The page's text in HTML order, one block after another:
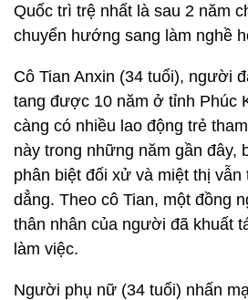
Quốc trì trệ nhất là sau 2 năm
chuyển hướng sang làm nghề
Cô Tian Anxin (34 tuổi), người
tang được 10 năm ở tỉnh Phúc
càng có nhiều lao động trẻ
này trong những năm gần đây,
phân biệt đối xử và miệt thị vẫn
dẳng. Theo cô Tian, một đồng
thân nhân của người đã khuất
làm việc.
Người phụ nữ (34 tuổi) nhấn